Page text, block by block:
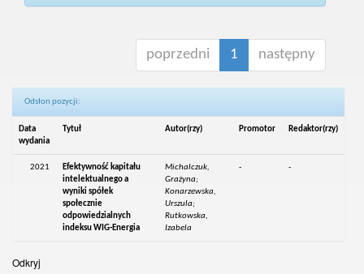
poprzedni 1 następny
Odsłon pozycji:
Data
wydania
Tytuł Autor(rzy) Promotor Redaktor(rzy)
2021
Efektywność kapitału
intelektualnego a
wyniki spółek
społecznie
odpowiedzialnych
indeksu WIG-Energia
Michalczuk,
Grażyna;
Konarzewska,
Urszula;
Rutkowska,
Izabela
- -
Odkryj